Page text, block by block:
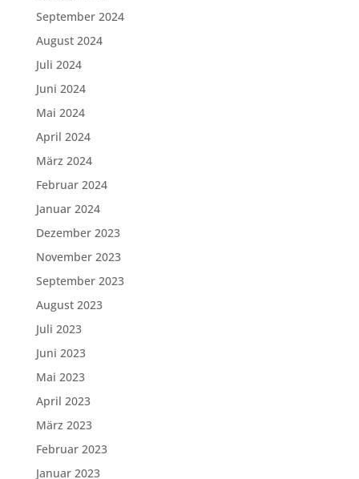
September 2024
August 2024
Juli 2024
Juni 2024
Mai 2024
April 2024
März 2024
Februar 2024
Januar 2024
Dezember 2023
November 2023
September 2023
August 2023
Juli 2023
Juni 2023
Mai 2023
April 2023
März 2023
Februar 2023
Januar 2023